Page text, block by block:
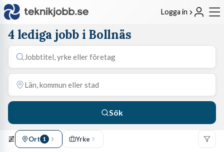
Logga in
4 lediga jobb i Bollnäs
Sök
Ort 1 Yrke